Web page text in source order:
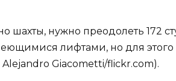
шахты, нужно преодолеть 172
лифтами, но для этого
Giacometti/flickr.com).